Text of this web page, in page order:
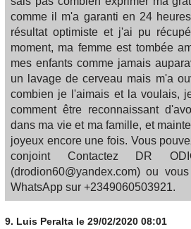
comme il m'a garanti en 24
résultat optimiste et j'ai pu
moment, ma femme est tombée
mes enfants comme jamais
un lavage de cerveau mais m'a
combien je l'aimais et la voulais,
comment être reconnaissant
dans ma vie et ma famille, et
joyeux encore une fois. Vous
conjoint Contactez DR
(drodion60@yandex.com) ou
WhatsApp sur +2349060503921.
9. Luis Peralta le 29/02/2020 08:01